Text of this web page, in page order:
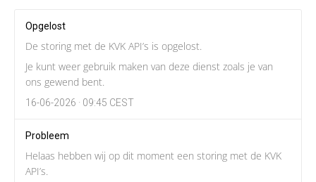
Opgelost
De storing met de KVK API’s is opgelost.
Je kunt weer gebruik maken van deze dienst zoals je van
ons gewend bent.
16-06-2026 · 09:45 CEST
Probleem
Helaas hebben wij op dit moment een storing met de KVK
API’s.